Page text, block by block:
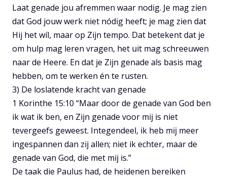
Laat genade jou afremmen waar nodig. Je mag zien
dat God jouw werk niet nódig heeft; je mag zien dat
Hij het wíl, maar op Zijn tempo. Dat betekent dat je
om hulp mag leren vragen, het uit mag schreeuwen
naar de Heere. En dat je Zijn genade als basis mag
hebben, om te werken én te rusten.
3) De loslatende kracht van genade
1 Korinthe 15:10 “Maar door de genade van God ben
ik wat ik ben, en Zijn genade voor mij is niet
tevergeefs geweest. Integendeel, ik heb mij meer
ingespannen dan zij allen; niet ik echter, maar de
genade van God, die met mij is.”
De taak die Paulus had, de heidenen bereiken